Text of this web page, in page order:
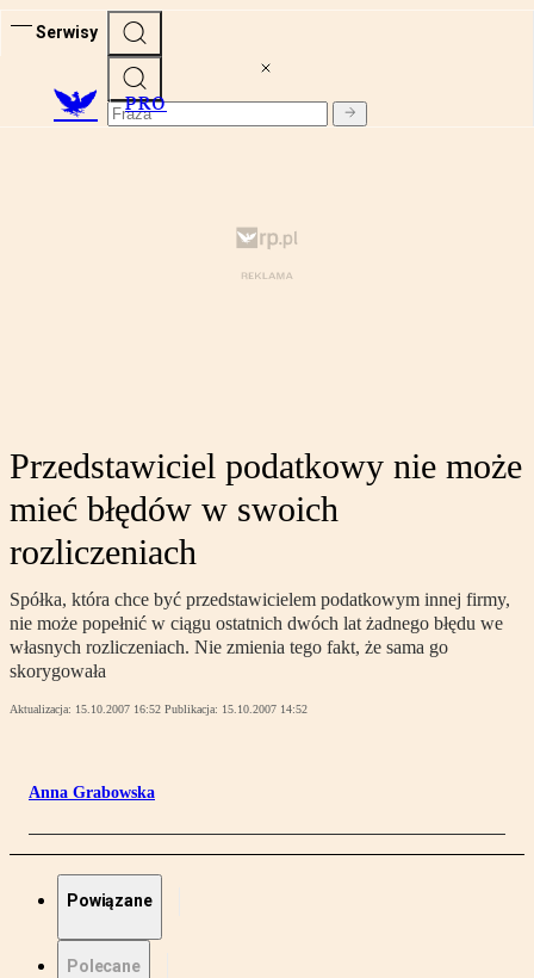
Serwisy
PRO
Przedstawiciel podatkowy nie może
mieć błędów w swoich
rozliczeniach
Spółka, która chce być przedstawicielem podatkowym innej firmy,
nie może popełnić w ciągu ostatnich dwóch lat żadnego błędu we
własnych rozliczeniach. Nie zmienia tego fakt, że sama go
skorygowała
Aktualizacja: 15.10.2007 16:52 Publikacja: 15.10.2007 14:52
Anna Grabowska
Powiązane
Polecane